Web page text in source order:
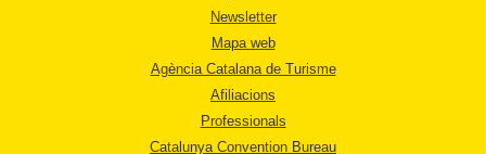
Newsletter
Mapa web
Agència Catalana de Turisme
Afiliacions
Professionals
Catalunya Convention Bureau